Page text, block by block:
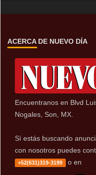
ACERCA DE NUEVO DÍA
Encuentranos en Blvd
Nogales, Son, MX.
Sí estás buscando
con nosotros puedes
+52(631)319-3199 o en